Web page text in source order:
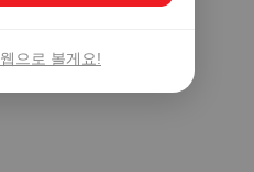
으로 볼게요!